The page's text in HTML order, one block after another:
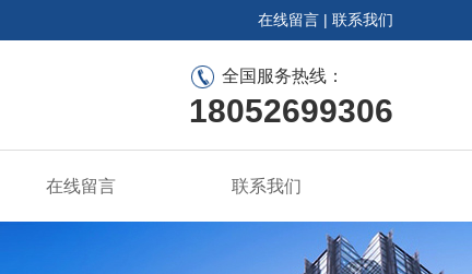
在线留言 | 联系我们
全国服务热线：
18052699306
在线留言 联系我们